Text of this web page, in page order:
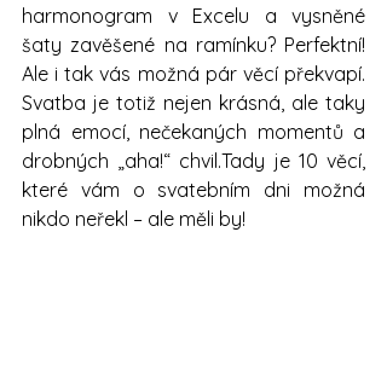
harmonogram v Excelu a vysněné
šaty zavěšené na ramínku? Perfektní!
Ale i tak vás možná pár věcí překvapí.
Svatba je totiž nejen krásná, ale taky
plná emocí, nečekaných momentů a
drobných „aha!“ chvil.Tady je 10 věcí,
které vám o svatebním dni možná
nikdo neřekl – ale měli by!